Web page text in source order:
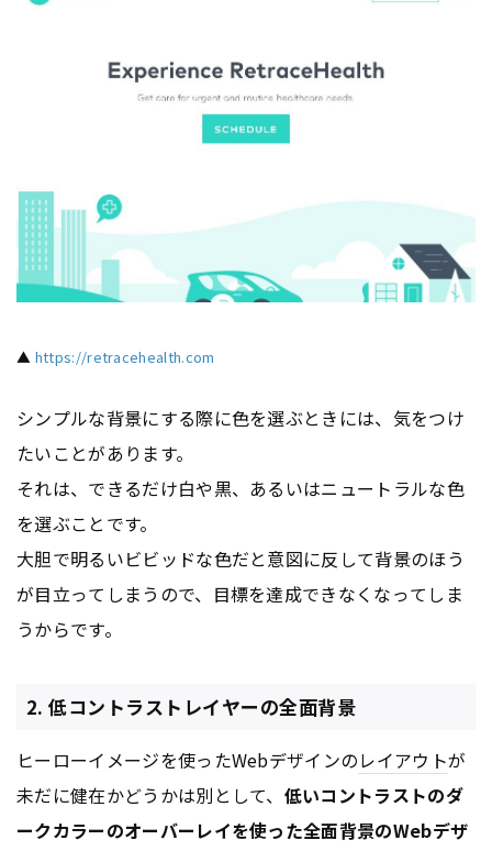
▲ https://retracehealth.com
シンプルな背景にする際に色を選ぶときには、気をつけ
たいことがあります。
それは、できるだけ白や黒、あるいはニュートラルな色
を選ぶことです。
大胆で明るいビビッドな色だと意図に反して背景のほう
が目立ってしまうので、目標を達成できなくなってしま
うからです。
2. 低コントラストレイヤーの全面背景
ヒーローイメージを使ったWebデザインのレイアウトが
未だに健在かどうかは別として、 低いコントラストのダ
ークカラーのオーバーレイを使った全面背景のWebデザ